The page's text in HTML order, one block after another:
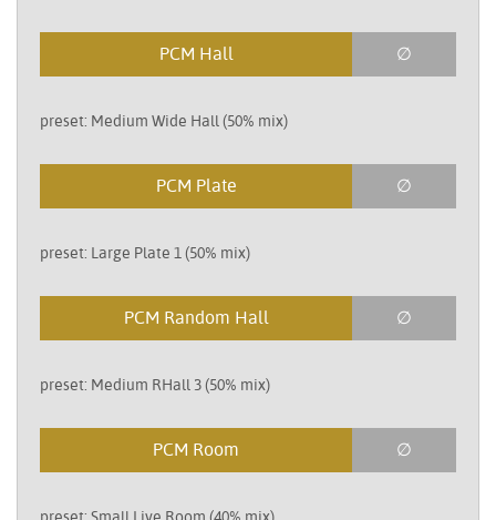
PCM Hall ∅
preset: Medium Wide Hall (50% mix)
PCM Plate ∅
preset: Large Plate 1 (50% mix)
PCM Random Hall ∅
preset: Medium RHall 3 (50% mix)
PCM Room ∅